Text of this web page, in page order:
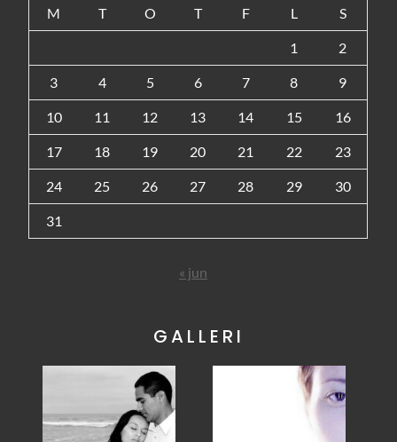
M T O T F L S
1 2
3 4 5 6 7 8 9
10 11 12 13 14 15 16
17 18 19 20 21 22 23
24 25 26 27 28 29 30
31
« jun
GALLERI